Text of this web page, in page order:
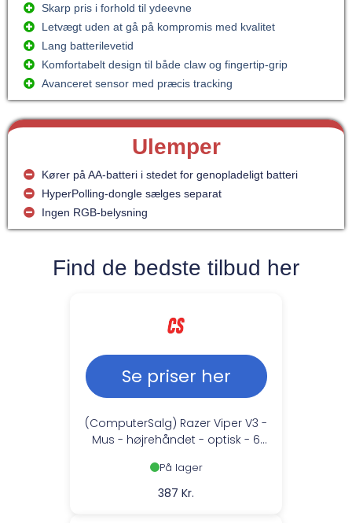
Skarp pris i forhold til ydeevne
Letvægt uden at gå på kompromis med kvalitet
Lang batterilevetid
Komfortabelt design til både claw og fingertip-grip
Avanceret sensor med præcis tracking
Ulemper
Kører på AA-batteri i stedet for genopladeligt batteri
HyperPolling-dongle sælges separat
Ingen RGB-belysning
Find de bedste tilbud her
Se priser her
(ComputerSalg) Razer Viper V3 -
Mus - højrehåndet - optisk - 6
På lager
387 Kr.